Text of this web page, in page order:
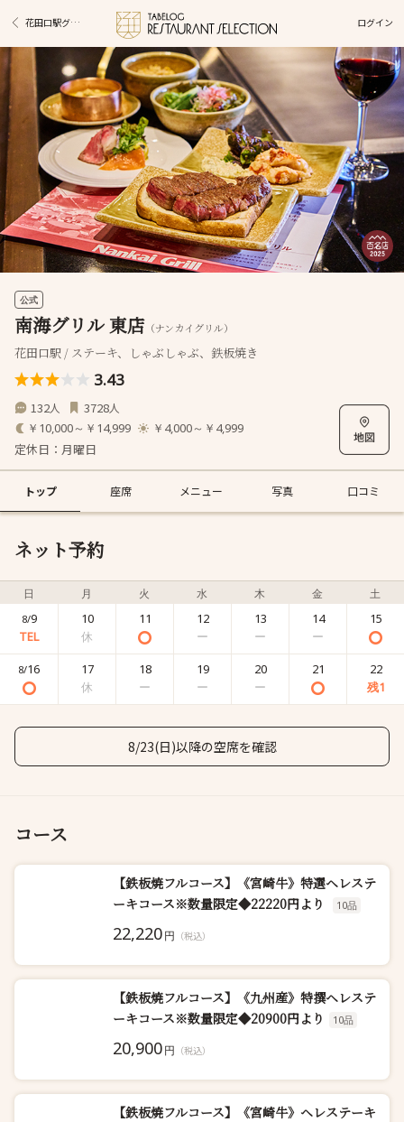
花田口駅グルメ ログイン
公式
南海グリル 東店 （ナンカイグリル）
花田口駅 / ステーキ、しゃぶしゃぶ、鉄板焼き
3.43
132人 3728人
￥10,000～￥14,999 ￥4,000～￥4,999
定休日：月曜日
トップ 座席 メニュー 写真 口コミ
ネット予約
日 月 火 水 木 金 土
8/9 10 11 12 13 14 15
8/16 17 18 19 20 21 22
8/23(日)以降の空席を確認
コース
【鉄板焼フルコース】《宮崎牛》特選ヘレステ
ーキコース※数量限定◆22220円より
10品
22,220円 （税込）
【鉄板焼フルコース】《九州産》特撰ヘレステ
ーキコース※数量限定◆20900円より
10品
20,900円 （税込）
【鉄板焼フルコース】《宮崎牛》ヘレステーキ